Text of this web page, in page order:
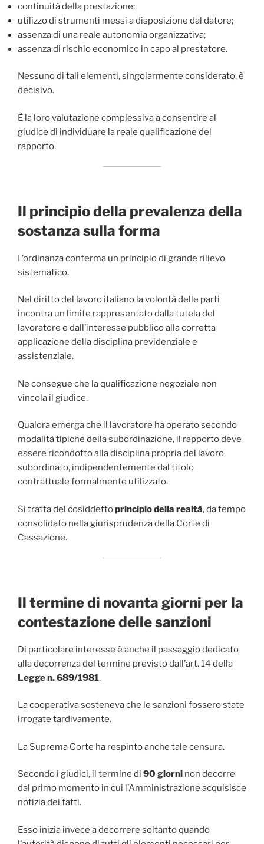
continuità della prestazione;
utilizzo di strumenti messi a disposizione dal datore;
assenza di una reale autonomia organizzativa;
assenza di rischio economico in capo al prestatore.
Nessuno di tali elementi, singolarmente considerato, è
decisivo.
È la loro valutazione complessiva a consentire al
giudice di individuare la reale qualificazione del
rapporto.
Il principio della prevalenza della
sostanza sulla forma
L’ordinanza conferma un principio di grande rilievo
sistematico.
Nel diritto del lavoro italiano la volontà delle parti
incontra un limite rappresentato dalla tutela del
lavoratore e dall’interesse pubblico alla corretta
applicazione della disciplina previdenziale e
assistenziale.
Ne consegue che la qualificazione negoziale non
vincola il giudice.
Qualora emerga che il lavoratore ha operato secondo
modalità tipiche della subordinazione, il rapporto deve
essere ricondotto alla disciplina propria del lavoro
subordinato, indipendentemente dal titolo
contrattuale formalmente utilizzato.
Si tratta del cosiddettoprincipio della realtà, da tempo
consolidato nella giurisprudenza della Corte di
Cassazione.
Il termine di novanta giorni per la
contestazione delle sanzioni
Di particolare interesse è anche il passaggio dedicato
alla decorrenza del termine previsto dall’art. 14 della
Legge n. 689/1981.
La cooperativa sosteneva che le sanzioni fossero state
irrogate tardivamente.
La Suprema Corte ha respinto anche tale censura.
Secondo i giudici, il termine di 90 giorni non decorre
dal primo momento in cui l’Amministrazione acquisisce
notizia dei fatti.
Esso inizia invece a decorrere soltanto quando